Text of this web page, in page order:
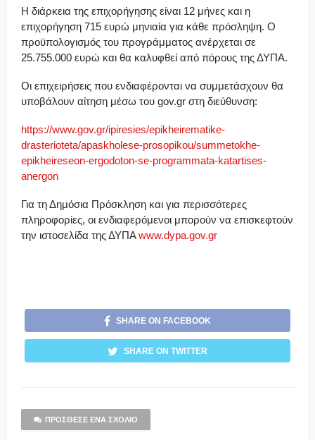
Η διάρκεια της επιχορήγησης είναι 12 μήνες και η
επιχορήγηση 715 ευρώ μηνιαία για κάθε πρόσληψη. Ο
προϋπολογισμός του προγράμματος ανέρχεται σε
25.755.000 ευρώ και θα καλυφθεί από πόρους της ΔΥΠΑ.
Οι επιχειρήσεις που ενδιαφέρονται να συμμετάσχουν θα
υποβάλουν αίτηση μέσω του gov.gr στη διεύθυνση:
https://www.gov.gr/ipiresies/epikheirematike-
drasterioteta/apaskholese-prosopikou/summetokhe-
epikheireseon-ergodoton-se-programmata-katartises-
anergon
Για τη Δημόσια Πρόσκληση και για περισσότερες
πληροφορίες, οι ενδιαφερόμενοι μπορούν να επισκεφτούν
την ιστοσελίδα της ΔΥΠΑwww.dypa.gov.gr
SHARE ON FACEBOOK
SHARE ON TWITTER
ΠΡΌΣΘΕΣΕ ΈΝΑ ΣΧΌΛΙΟ